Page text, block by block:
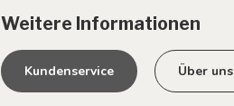
Weitere Informationen
Kundenservice Über uns